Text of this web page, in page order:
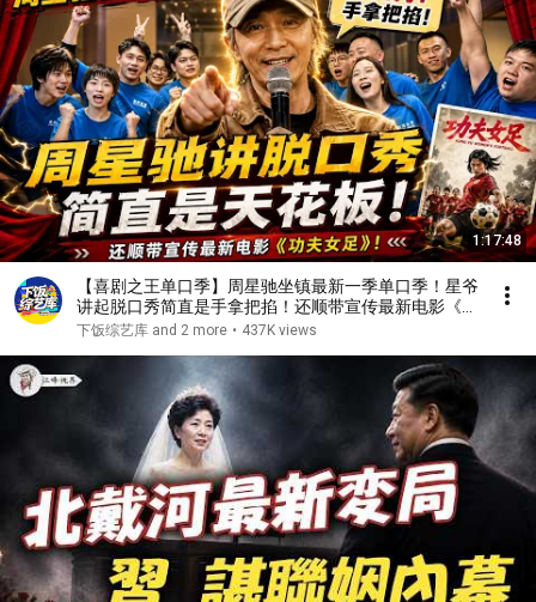
1:17:48
【喜剧之王单口季】周星驰坐镇最新一季单口季！星爷
讲起脱口秀简直是手拿把掐！还顺带宣传最新电影《功
夫女足》！#周星驰 #搞笑
下饭综艺库 and 2 more • 437K views